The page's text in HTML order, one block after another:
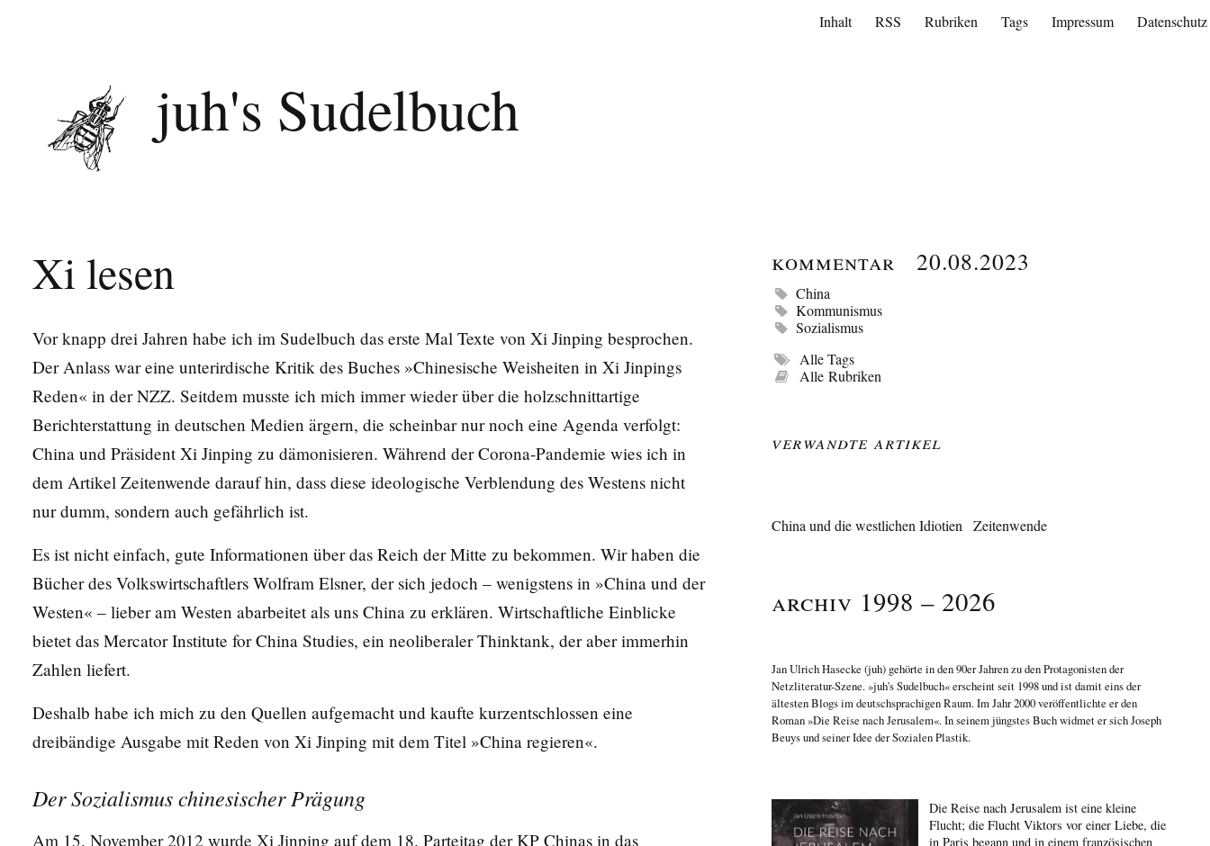
Inhalt RSS Rubriken Tags Impressum Datenschutz
juh's Sudelbuch
Xi lesen
Vor knapp drei Jahren habe ich im Sudelbuch das erste Mal Texte von Xi Jinping besprochen.
Der Anlass war eine unterirdische Kritik des Buches »Chinesische Weisheiten in Xi Jinpings
Reden« in der NZZ. Seitdem musste ich mich immer wieder über die holzschnittartige
Berichterstattung in deutschen Medien ärgern, die scheinbar nur noch eine Agenda verfolgt:
China und Präsident Xi Jinping zu dämonisieren. Während der Corona-Pandemie wies ich in
dem Artikel Zeitenwende darauf hin, dass diese ideologische Verblendung des Westens nicht
nur dumm, sondern auch gefährlich ist.
Es ist nicht einfach, gute Informationen über das Reich der Mitte zu bekommen. Wir haben die
Bücher des Volkswirtschaftlers Wolfram Elsner, der sich jedoch – wenigstens in »China und der
Westen« – lieber am Westen abarbeitet als uns China zu erklären. Wirtschaftliche Einblicke
bietet das Mercator Institute for China Studies, ein neoliberaler Thinktank, der aber immerhin
Zahlen liefert.
Deshalb habe ich mich zu den Quellen aufgemacht und kaufte kurzentschlossen eine
dreibändige Ausgabe mit Reden von Xi Jinping mit dem Titel »China regieren«.
Der Sozialismus chinesischer Prägung
Am 15. November 2012 wurde Xi Jinping auf dem 18. Parteitag der KP Chinas in das
Kommentar 20.08.2023
China
Kommunismus
Sozialismus
Alle Tags
Alle Rubriken
Verwandte Artikel
China und die westlichen Idiotien Zeitenwende
Archiv 1998 – 2026
Jan Ulrich Hasecke (juh) gehörte in den 90er Jahren zu den Protagonisten der
Netzliteratur-Szene. »juh's Sudelbuch« erscheint seit 1998 und ist damit eins der
ältesten Blogs im deutschsprachigen Raum. Im Jahr 2000 veröffentlichte er den
Roman»Die Reise nach Jerusalem«. In seinem jüngstes Buch widmet er sichJoseph
Beuys und seiner Idee der Sozialen Plastik.
Die Reise nach Jerusalem ist eine kleine
Flucht; die Flucht Viktors vor einer Liebe, die
in Paris begann und in einem französischen